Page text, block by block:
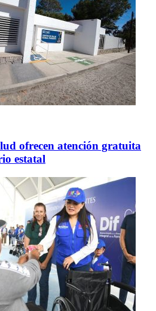
ofrecen atención gratuita
estatal